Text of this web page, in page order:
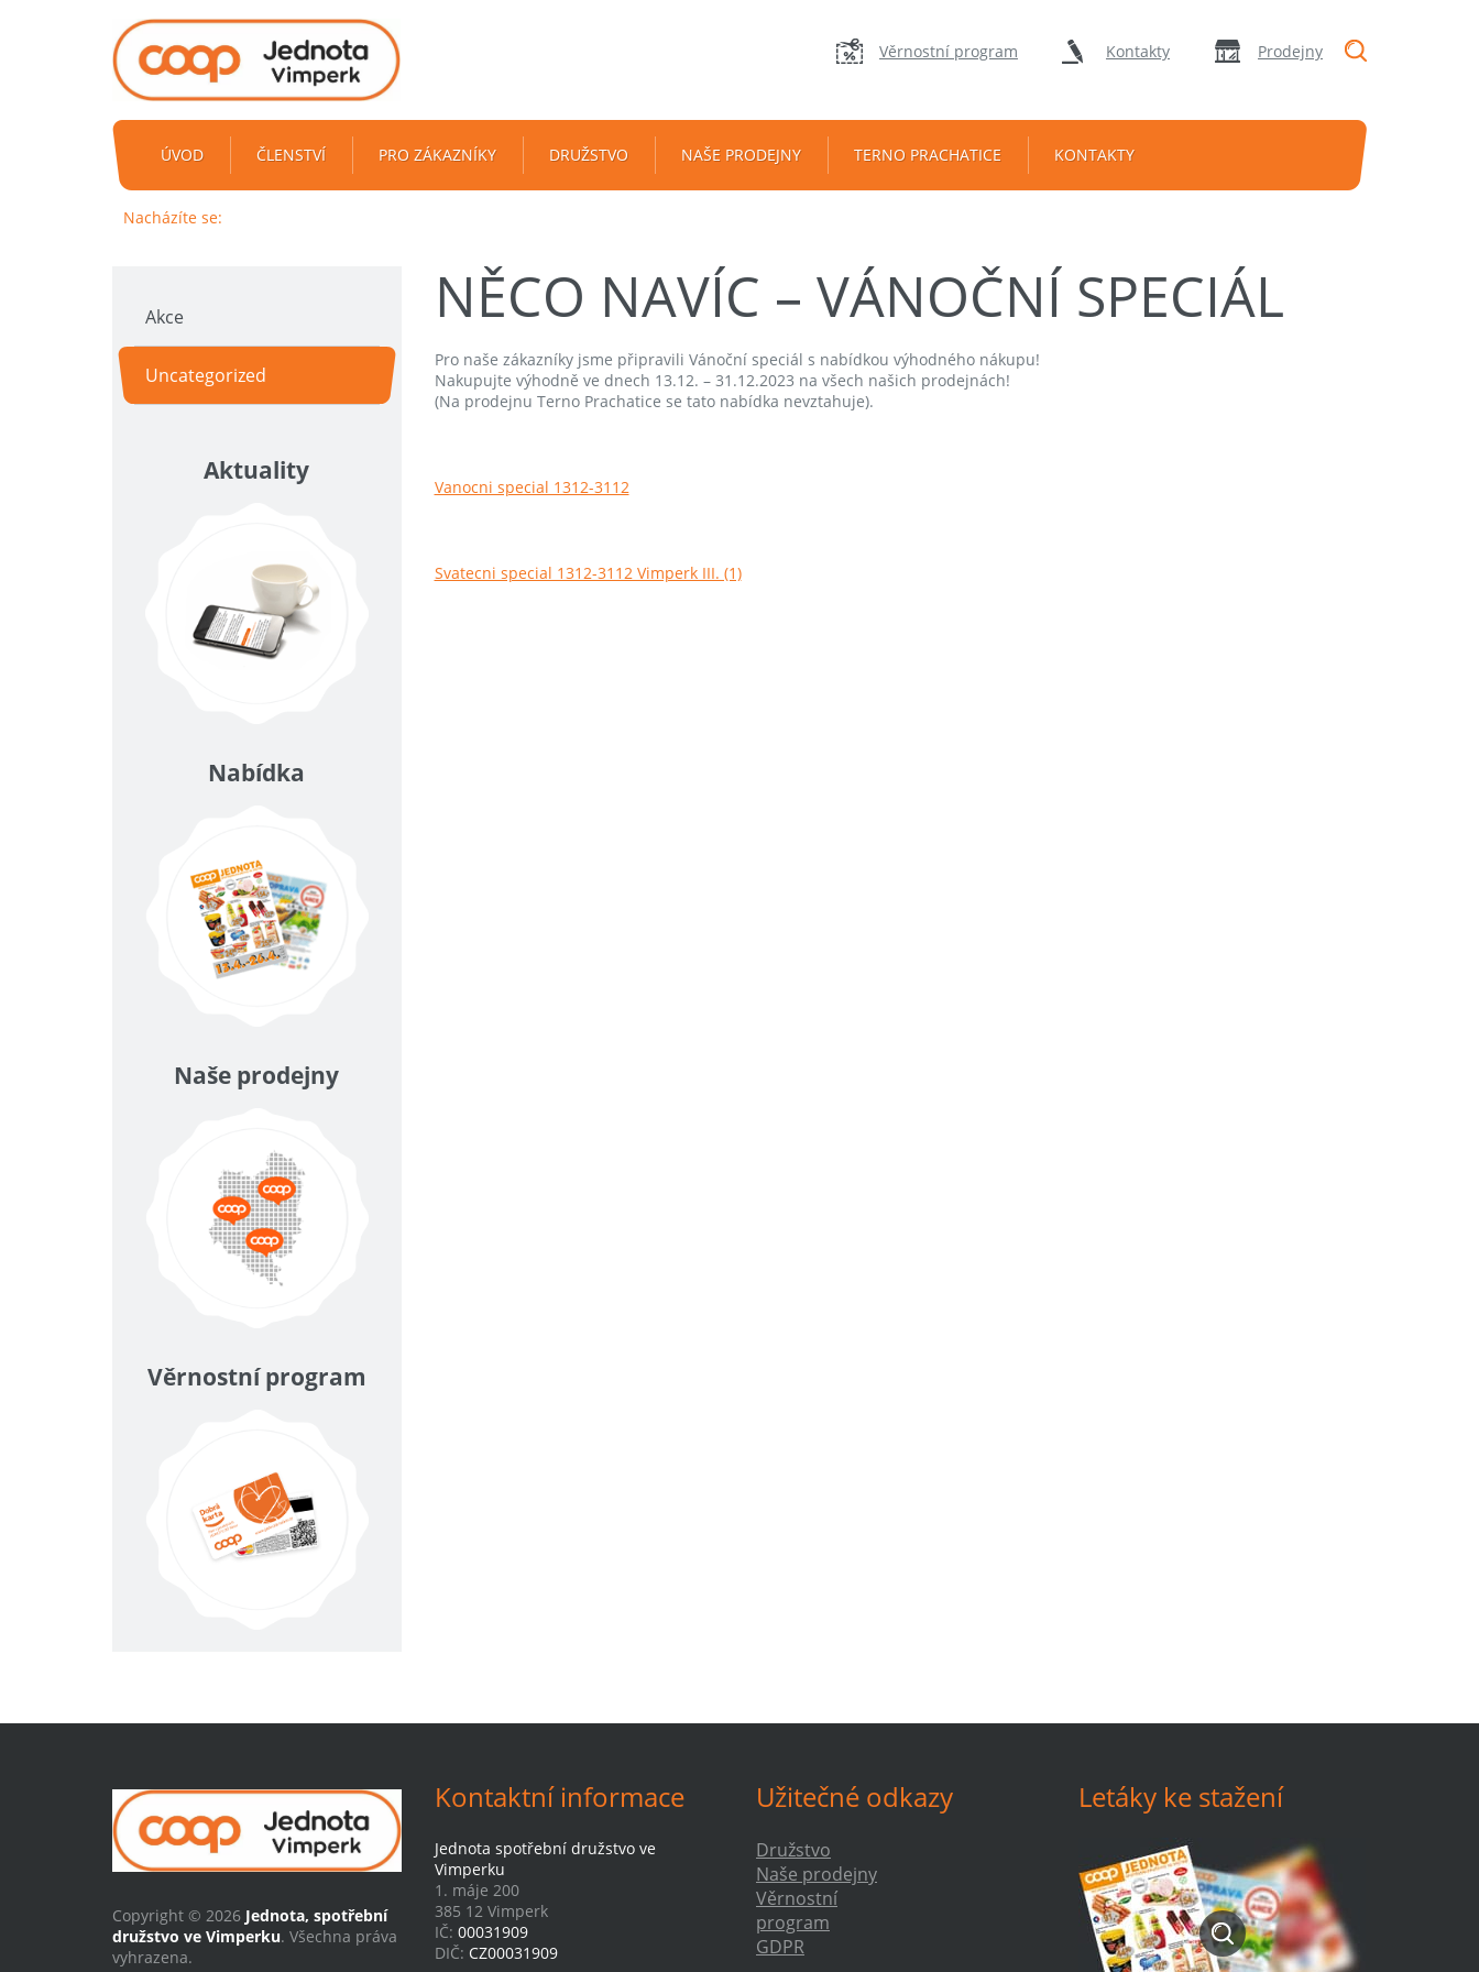
Věrnostní program Kontakty Prodejny
ÚVOD ČLENSTVÍ PRO ZÁKAZNÍKY DRUŽSTVO NAŠE PRODEJNY TERNO PRACHATICE KONTAKTY
Nacházíte se:
NĚCO NAVÍC – VÁNOČNÍ SPECIÁL
Pro naše zákazníky jsme připravili Vánoční speciál s nabídkou výhodného nákupu!
Nakupujte výhodně ve dnech 13.12. – 31.12.2023 na všech našich prodejnách!
(Na prodejnu Terno Prachatice se tato nabídka nevztahuje).
Vanocni special 1312-3112
Svatecni special 1312-3112 Vimperk III. (1)
Akce
Uncategorized
Aktuality
Nabídka
Naše prodejny
Věrnostní program
Copyright © 2026 Jednota, spotřební
družstvo ve Vimperku. Všechna práva
vyhrazena.
Kontaktní informace
Jednota spotřební družstvo ve
Vimperku
1. máje 200
385 12 Vimperk
IČ: 00031909
DIČ: CZ00031909
Užitečné odkazy
Družstvo
Naše prodejny
Věrnostní
program
GDPR
Letáky ke stažení